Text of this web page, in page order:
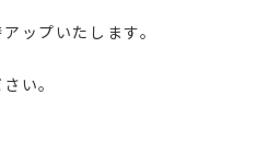
ップいたします。
い。